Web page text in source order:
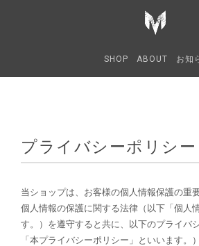
SHOP ABOUT お知
プライバシーポリシー
当ショップは、お客様の個人情報保護の重
個人情報の保護に関する法律（以下「個人
す。）を遵守すると共に、以下のプライバ
「本プライバシーポリシー」といいます。